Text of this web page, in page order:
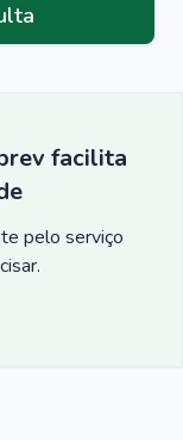
facilita
pelo serviço